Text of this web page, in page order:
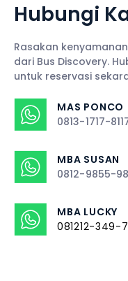
Hubungi
Rasakan
dari Bus Discovery.
untuk reservasi
MAS PONCO
0813-1717-
MBA SUSAN
0812-9855-
MBA LUCKY
081212-349-